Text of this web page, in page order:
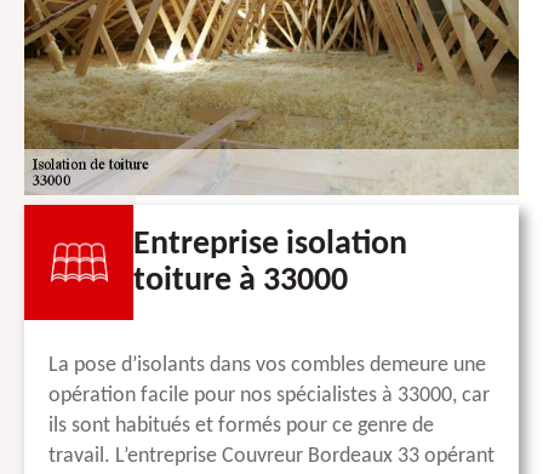
Entreprise isolation
toiture à 33000
La pose d’isolants dans vos combles demeure une
opération facile pour nos spécialistes à 33000, car
ils sont habitués et formés pour ce genre de
travail. L’entreprise Couvreur Bordeaux 33 opérant